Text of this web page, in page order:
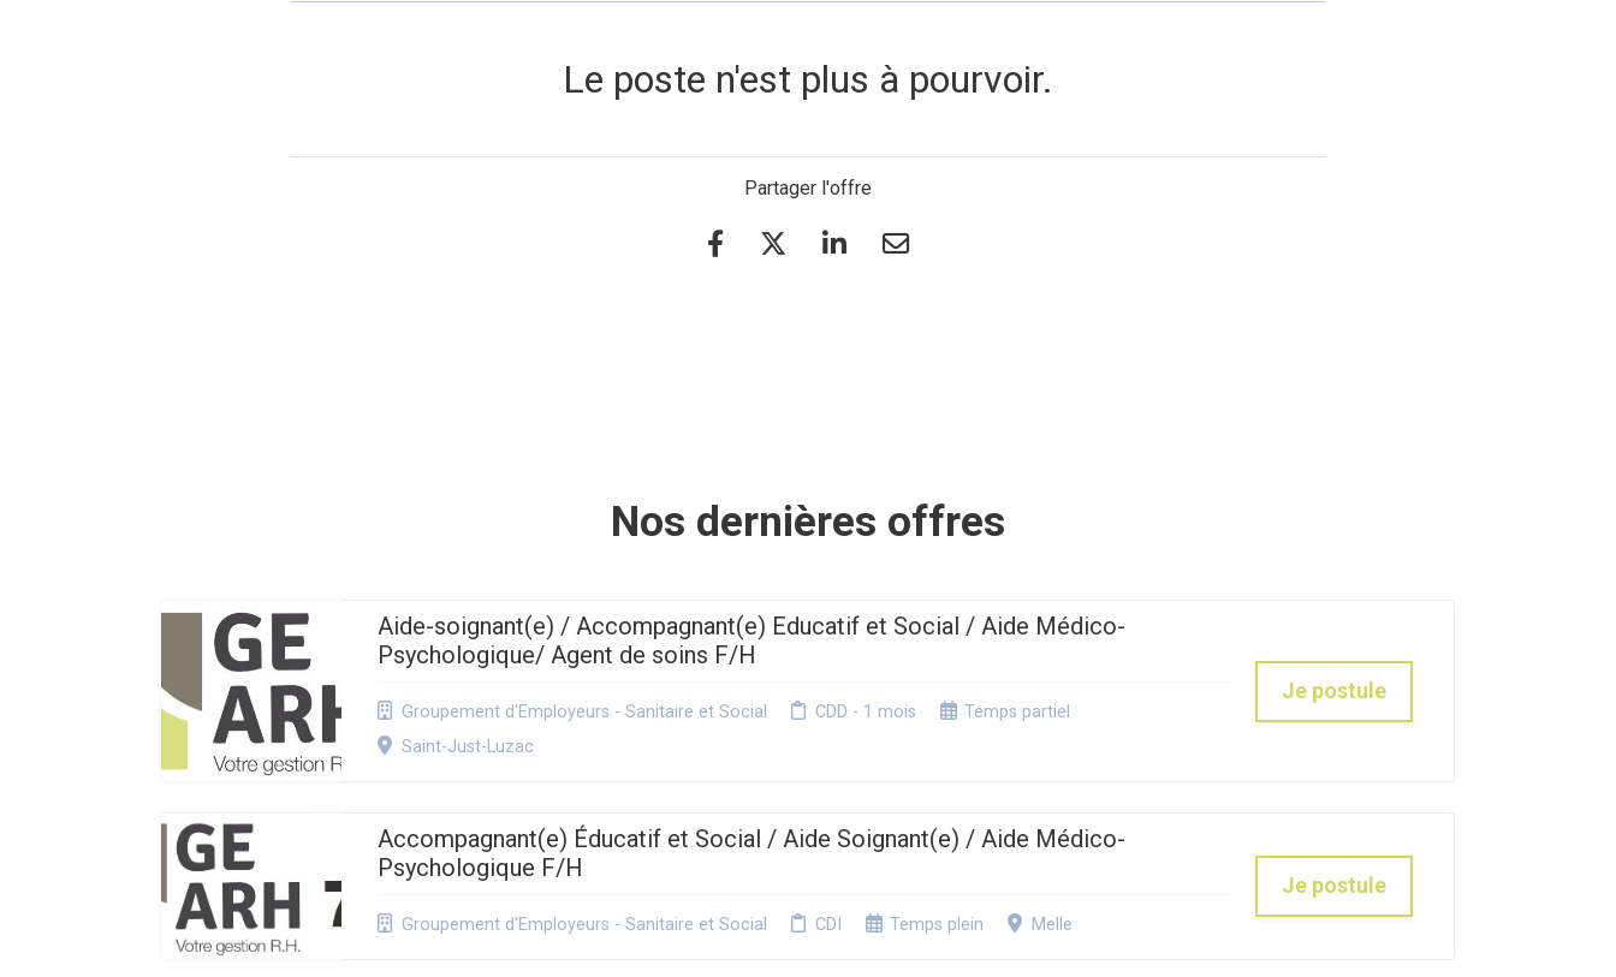
Le poste n'est plus à pourvoir.
Partager l'offre
Nos dernières offres
Aide-soignant(e) / Accompagnant(e) Educatif et Social / Aide Médico-
Psychologique/ Agent de soins F/H
Groupement d'Employeurs - Sanitaire et Social CDD - 1 mois
Temps partiel
Saint-Just-Luzac
Je postule
Accompagnant(e) Éducatif et Social / Aide Soignant(e) / Aide Médico-
Psychologique F/H
Groupement d'Employeurs - Sanitaire et Social CDI Temps plein Melle
Je postule